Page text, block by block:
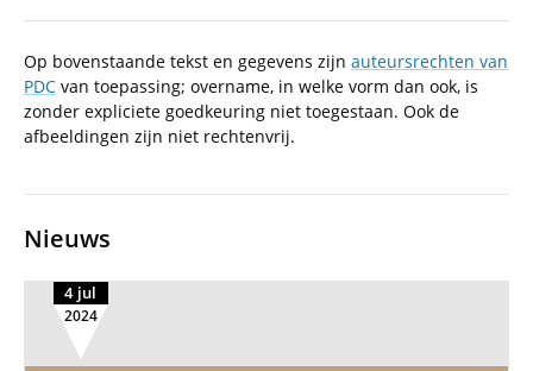
Op bovenstaande tekst en gegevens zijn auteursrechten van
PDC van toepassing; overname, in welke vorm dan ook, is
zonder expliciete goedkeuring niet toegestaan. Ook de
afbeeldingen zijn niet rechtenvrij.
Nieuws
4 jul
2024